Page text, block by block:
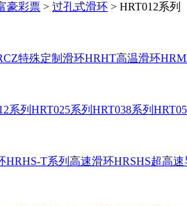
豪彩票 > 过孔式滑环 > HRT012系列
特殊定制滑环HRHT高温滑环
系列 HRT025系列 HRT038系列
HRHS-T系列高速滑环HRSHS超高